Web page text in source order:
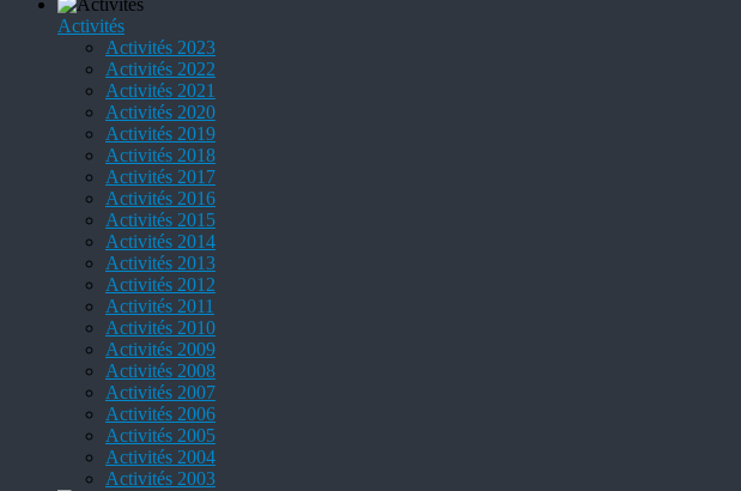
Activités
Activités 2023
Activités 2022
Activités 2021
Activités 2020
Activités 2019
Activités 2018
Activités 2017
Activités 2016
Activités 2015
Activités 2014
Activités 2013
Activités 2012
Activités 2011
Activités 2010
Activités 2009
Activités 2008
Activités 2007
Activités 2006
Activités 2005
Activités 2004
Activités 2003